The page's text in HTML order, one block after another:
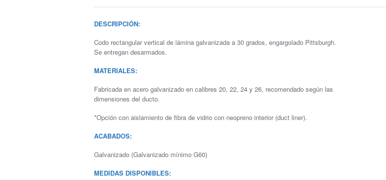
DESCRIPCIÓN:
Codo rectangular vertical de lámina galvanizada a 30 grados, engargolado Pittsburgh.
Se entregan desarmados.
MATERIALES:
Fabricada en acero galvanizado en calibres 20, 22, 24 y 26, recomendado según las
dimensiones del ducto.
*Opción con aislamiento de fibra de vidrio con neopreno interior (duct liner).
ACABADOS:
Galvanizado (Galvanizado mínimo G60)
MEDIDAS DISPONIBLES: